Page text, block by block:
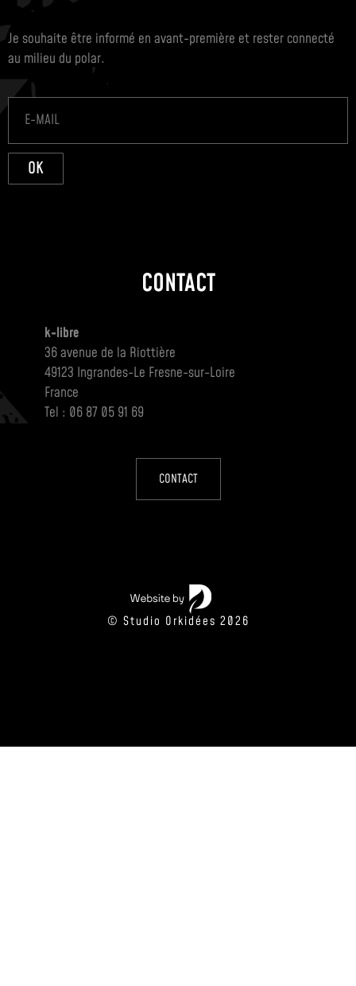
Je souhaite être informé en avant-première et rester connecté
au milieu du polar.
OK
CONTACT
k-libre
36 avenue de la Riottière
49123 Ingrandes-Le Fresne-sur-Loire
France
Tel : 06 87 05 91 69
CONTACT
© Studio Orkidées 2026